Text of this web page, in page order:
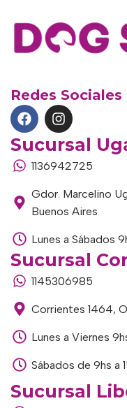
Redes Sociales
Sucursal
1136942725
Gdor. Marcelino
Buenos Aires
Lunes a Sábados
Sucursal
1145306985
Corrientes 1464,
Lunes a Viernes
Sábados de 9hs a
Sucursal